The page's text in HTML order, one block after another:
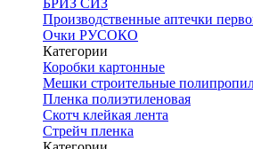
БРИЗ СИЗ
Производственные аптечки
Очки РУСОКО
Категории
Коробки картонные
Мешки строительные
Пленка полиэтиленовая
Скотч клейкая лента
Стрейч пленка